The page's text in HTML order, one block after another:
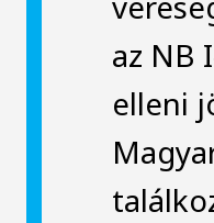
az NB
elleni